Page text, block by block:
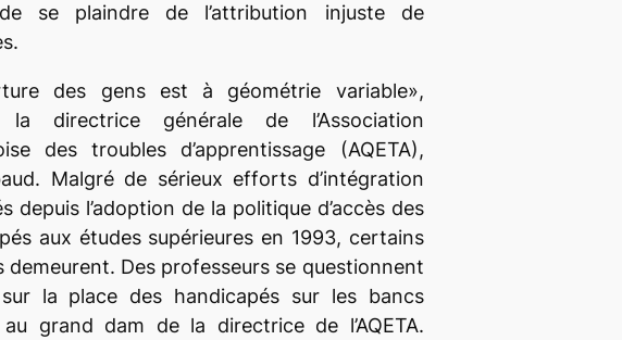
se plaindre de l’attribution injuste de
des gens est à géométrie variable»,
la directrice générale de l’Association
des troubles d’apprentissage (AQETA),
Malgré de sérieux efforts d’intégration
depuis l’adoption de la politique d’accès des
aux études supérieures en 1993, certains
demeurent. Des professeurs se questionnent
la place des handicapés sur les bancs
au grand dam de la directrice de l’AQETA.